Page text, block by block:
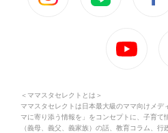
＜ママスタセレクトとは＞
ママスタセレクトは日本最大級のママ向けメデ
マに寄り添う情報を」をコンセプトに、子育て
（義母、義父、義家族）の話、教育コラム、